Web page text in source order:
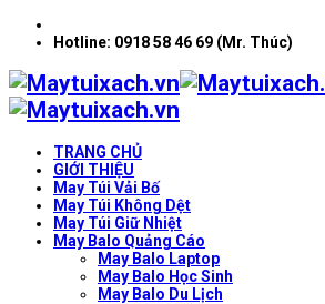
Hotline: 0918 58 46 69 (Mr. Thúc)
TRANG CHỦ
GIỚI THIỆU
May Túi Vải Bố
May Túi Không Dệt
May Túi Giữ Nhiệt
May Balo Quảng Cáo
May Balo Laptop
May Balo Học Sinh
May Balo Du Lịch